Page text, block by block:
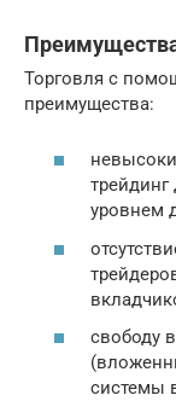
Торговля с
преимущества:
уровнем
свободу
системы